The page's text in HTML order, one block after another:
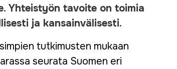
Yhteistyön tavoite on toimia
ja kansainvälisesti.
tutkimusten mukaan
seurata Suomen eri